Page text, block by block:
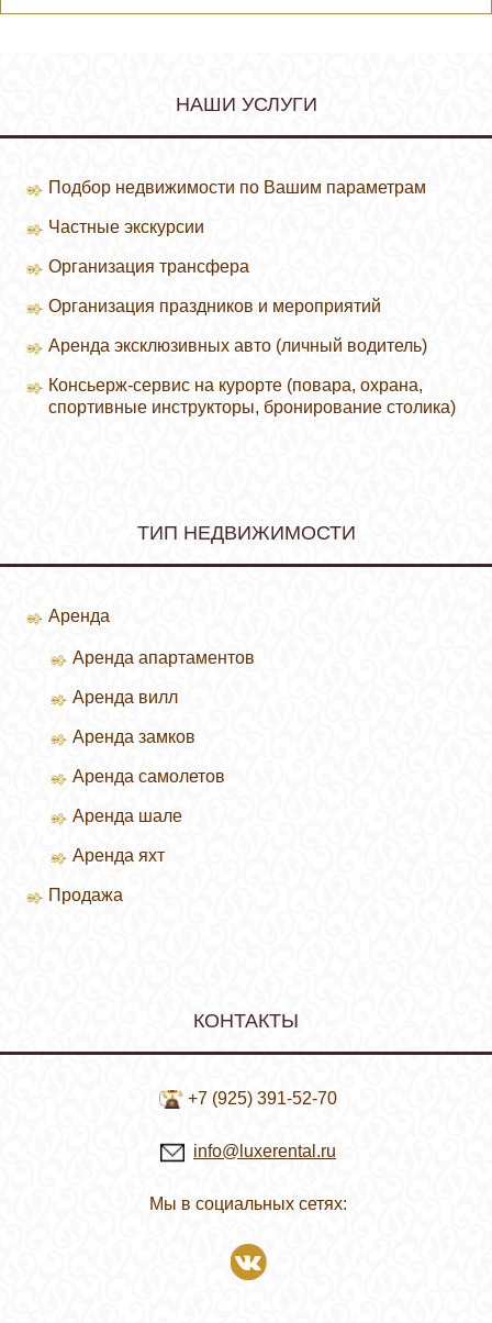
НАШИ УСЛУГИ
Подбор недвижимости по Вашим параметрам
Частные экскурсии
Организация трансфера
Организация праздников и мероприятий
Аренда эксклюзивных авто (личный водитель)
Консьерж-сервис на курорте (повара, охрана,
спортивные инструкторы, бронирование столика)
ТИП НЕДВИЖИМОСТИ
Аренда
Аренда апартаментов
Зимние курорты
Летние курорты
Аренда вилл
Аренда замков
Аренда самолетов
Аренда шале
Аренда яхт
Продажа
КОНТАКТЫ
+7 (925) 391-52-70
info@luxerental.ru
Мы в социальных сетях: